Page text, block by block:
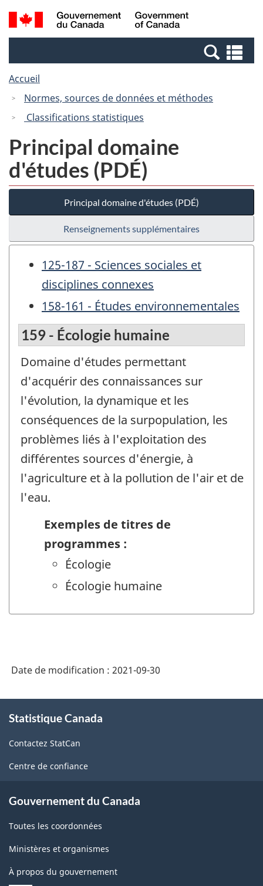
Passer
au
Passer
à
Canada
Recherche
et
et
Accueil
Normes, sources de données et méthodes
Classifications statistiques
Principal domaine
d'études (PDÉ)
Principal domaine d'études (PDÉ)
Renseignements supplémentaires
125-187 - Sciences sociales et
disciplines connexes
158-161 - Études environnementales
159 - Écologie humaine
Domaine d'études permettant
d'acquérir des connaissances sur
l'évolution, la dynamique et les
conséquences de la surpopulation, les
problèmes liés à l'exploitation des
différentes sources d'énergie, à
l'agriculture et à la pollution de l'air et de
l'eau.
Exemples de titres de
programmes :
Écologie
Écologie humaine
Date de modification : 2021-09-30
propos
ce
site
Statistique Canada
Contactez StatCan
Centre de confiance
Gouvernement du Canada
Toutes les coordonnées
Ministères et organismes
À propos du gouvernement